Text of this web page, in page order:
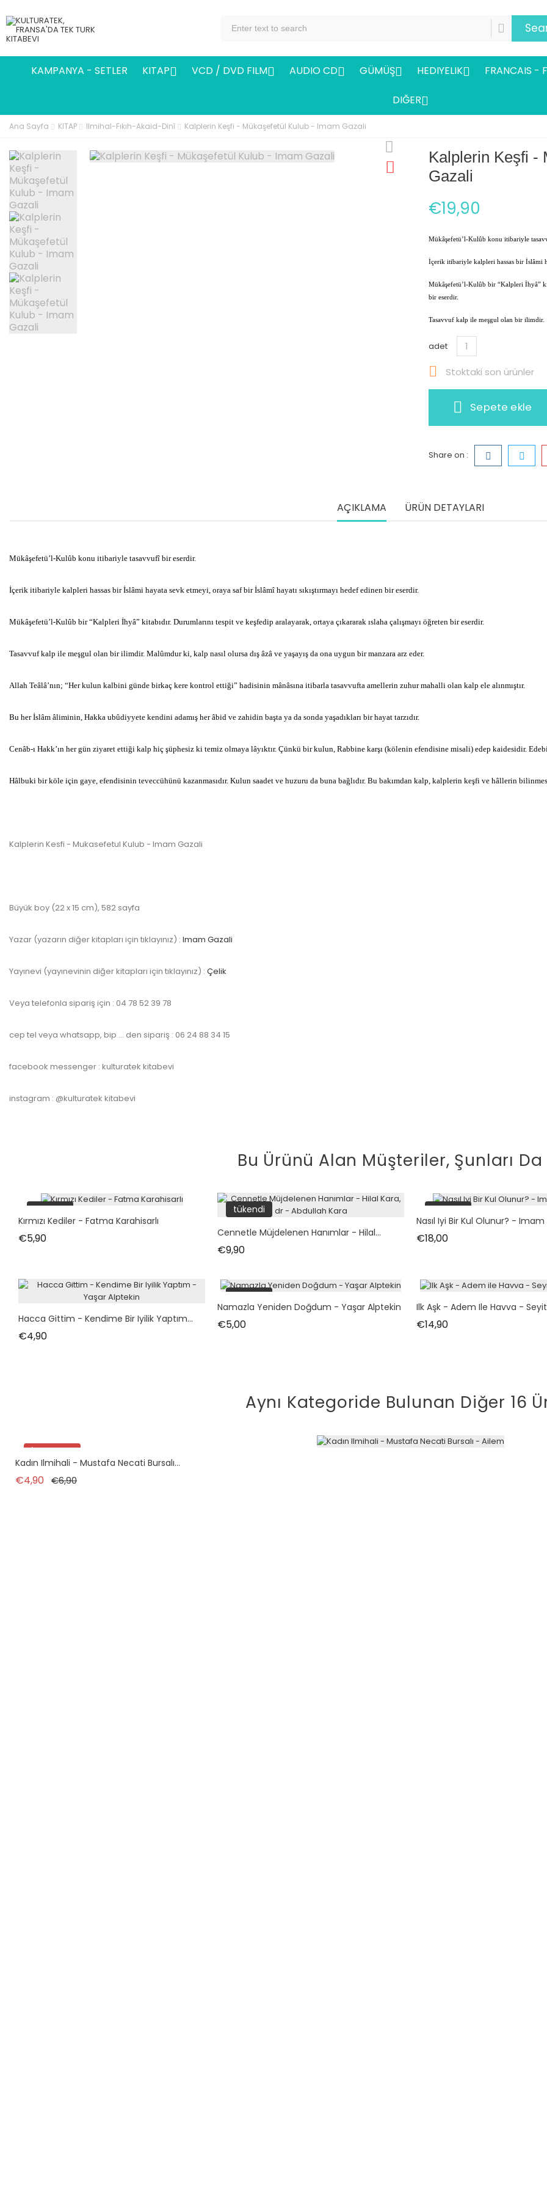
KAMPANYA - SETLER KITAP VCD / DVD FILM AUDIO CD GÜMÜŞ HEDIYELIK FRANCAIS -
DIĞER
Ana Sayfa KITAP Ilmihal-Fıkıh-Akaid-Dinî Kalplerin Keşfi - Mükaşefetül Kulub - Imam Gazali
Kalplerin Keşfi -
Gazali
€19,90
Mükâşefetü’l-Kulûb konu itibariyle
İçerik itibariyle kalpleri hassas bir İslâmi
Mükâşefetü’l-Kulûb bir “Kalpleri İhyâ”
bir eserdir.
Tasavvuf kalp ile meşgul olan bir ilimdir.
adet
 Stoktaki son ürünler
Sepete ekle
Share on :
AÇIKLAMA ÜRÜN DETAYLARI
Mükâşefetü’l-Kulûb konu itibariyle tasavvufî bir eserdir.
İçerik itibariyle kalpleri hassas bir İslâmi hayata sevk etmeyi, oraya saf bir İslâmî hayatı sıkıştırmayı hedef edinen bir eserdir.
Mükâşefetü’l-Kulûb bir “Kalpleri İhyâ” kitabıdır. Durumlarını tespit ve keşfedip aralayarak, ortaya çıkararak ıslaha çalışmayı öğreten bir eserdir.
Tasavvuf kalp ile meşgul olan bir ilimdir. Malûmdur ki, kalp nasıl olursa dış âzâ ve yaşayış da ona uygun bir manzara arz eder.
Allah Teâlâ’nın; “Her kulun kalbini günde birkaç kere kontrol ettiği” hadisinin mânâsına itibarla tasavvufta amellerin zuhur mahalli olan kalp ele alınmıştır.
Bu her İslâm âliminin, Hakka ubûdiyyete kendini adamış her âbid ve zahidin başta ya da sonda yaşadıkları bir hayat tarzıdır.
Cenâb-ı Hakk’ın her gün ziyaret ettiği kalp hiç şüphesiz ki temiz olmaya lâyıktır. Çünkü bir kulun, Rabbine karşı (kölenin efendisine misali) edep kaidesidir.
Hâlbuki bir köle için gaye, efendisinin teveccühünü kazanmasıdır. Kulun saadet ve huzuru da buna bağlıdır. Bu bakımdan kalp, kalplerin keşfi ve hâllerin
Kalplerin Kesfi - Mukasefetul Kulub - Imam Gazali
Büyük boy (22 x 15 cm), 582 sayfa
Yazar (yazarın diğer kitapları için tıklayınız) : Imam Gazali
Yayınevi (yayınevinin diğer kitapları için tıklayınız) : Çelik
Veya telefonla sipariş için : 04 78 52 39 78
cep tel veya whatsapp, bip … den sipariş : 06 24 88 34 15
facebook messenger : kulturatek kitabevi
instagram : @kulturatek kitabevi
Bu Ürünü Alan Müşteriler, Şunları Da
tükendi
Kırmızı Kediler - Fatma Karahisarlı
€5,90Fiyat
tükendi
Cennetle Müjdelenen Hanımlar - Hilal...
€9,90Fiyat
tükendi
Nasıl Iyi Bir Kul Olunur? -
€18,00Fiyat
Hacca Gittim - Kendime Bir Iyilik Yaptım...
€4,90Fiyat
tükendi
Namazla Yeniden Doğdum - Yaşar Alptekin
€5,00Fiyat
Ilk Aşk - Adem Ile Havva -
€14,90Fiyat
Aynı Kategoride Bulunan Diğer 16
İndirimde!
tükendi
Kadın Ilmihali - Mustafa Necati Bursalı...
€4,90 Normal fiyat
€6,90Fiyat